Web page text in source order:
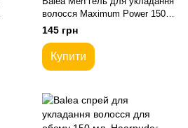
волосся Maximum Power 150
мл.
145 грн
Купити